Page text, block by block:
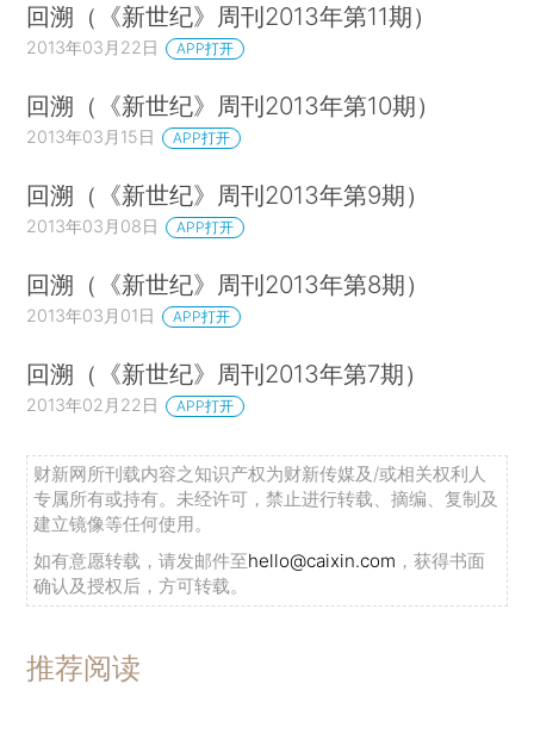
回溯（《新世纪》周刊2013年第11期）
2013年03月22日 APP打开
回溯（《新世纪》周刊2013年第10期）
2013年03月15日 APP打开
回溯（《新世纪》周刊2013年第9期）
2013年03月08日 APP打开
回溯（《新世纪》周刊2013年第8期）
2013年03月01日 APP打开
回溯（《新世纪》周刊2013年第7期）
2013年02月22日 APP打开
财新网所刊载内容之知识产权为财新传媒及/或相关权利人
专属所有或持有。未经许可，禁止进行转载、摘编、复制及
建立镜像等任何使用。
如有意愿转载，请发邮件至hello@caixin.com ，获得书面
确认及授权后，方可转载。
推荐阅读